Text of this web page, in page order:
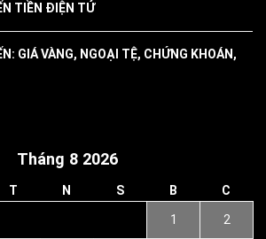
TIỀN ĐIỆN TỬ
GIÁ VÀNG, NGOẠI TỆ, CHỨNG KHOÁN,
Tháng 8 2026
T N S B C
1 2